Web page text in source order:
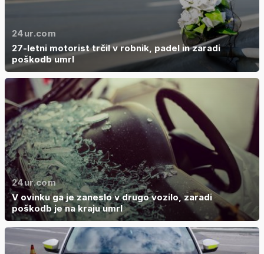
24ur.com
27-letni motorist trčil v robnik, padel in zaradi
poškodb umrl
24ur.com
V ovinku ga je zaneslo v drugo vozilo, zaradi
poškodb je na kraju umrl